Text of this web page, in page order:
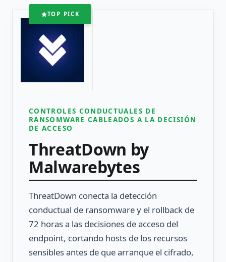
CONTROLES CONDUCTUALES DE
RANSOMWARE CABLEADOS A LA DECISIÓN
DE ACCESO
ThreatDown by
Malwarebytes
TOP PICK
ThreatDown conecta la detección
conductual de ransomware y el rollback de
72 horas a las decisiones de acceso del
endpoint, cortando hosts de los recursos
sensibles antes de que arranque el cifrado,